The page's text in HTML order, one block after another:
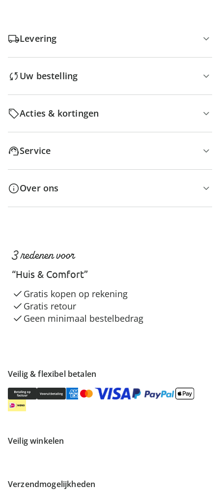
Levering
Uw bestelling
Acties & kortingen
Service
Over ons
Veilig & flexibel betalen
Veilig winkelen
Verzendmogelijkheden
3 redenen voor
“Huis & Comfort”
Gratis kopen op rekening
Gratis retour
Geen minimaal bestelbedrag